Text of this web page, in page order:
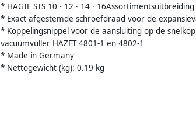
* HAGIE STS 10 · 12 · 14 ·
* Exact afgestemde schroefdraad voor de
* Koppelingsnippel voor de aansluiting op de
vacuümvuller HAZET 4801-1 en 4802-1
* Made in Germany
* Nettogewicht (kg): 0.19 kg